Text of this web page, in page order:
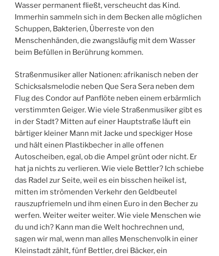
Wasser permanent fließt, verscheucht das Kind.
Immerhin sammeln sich in dem Becken alle möglichen
Schuppen, Bakterien, Überreste von den
Menschenhänden, die zwangsläufig mit dem Wasser
beim Befüllen in Berührung kommen.
Straßenmusiker aller Nationen: afrikanisch neben der
Schicksalsmelodie neben Que Sera Sera neben dem
Flug des Condor auf Panflöte neben einem erbärmlich
verstimmten Geiger. Wie viele Straßenmusiker gibt es
in der Stadt? Mitten auf einer Hauptstraße läuft ein
bärtiger kleiner Mann mit Jacke und speckiger Hose
und hält einen Plastikbecher in alle offenen
Autoscheiben, egal, ob die Ampel grünt oder nicht. Er
hat ja nichts zu verlieren. Wie viele Bettler? Ich schiebe
das Radel zur Seite, weil es ein bisschen heikel ist,
mitten im strömenden Verkehr den Geldbeutel
rauszupfriemeln und ihm einen Euro in den Becher zu
werfen. Weiter weiter weiter. Wie viele Menschen wie
du und ich? Kann man die Welt hochrechnen und,
sagen wir mal, wenn man alles Menschenvolk in einer
Kleinstadt zählt, fünf Bettler, drei Bäcker, ein